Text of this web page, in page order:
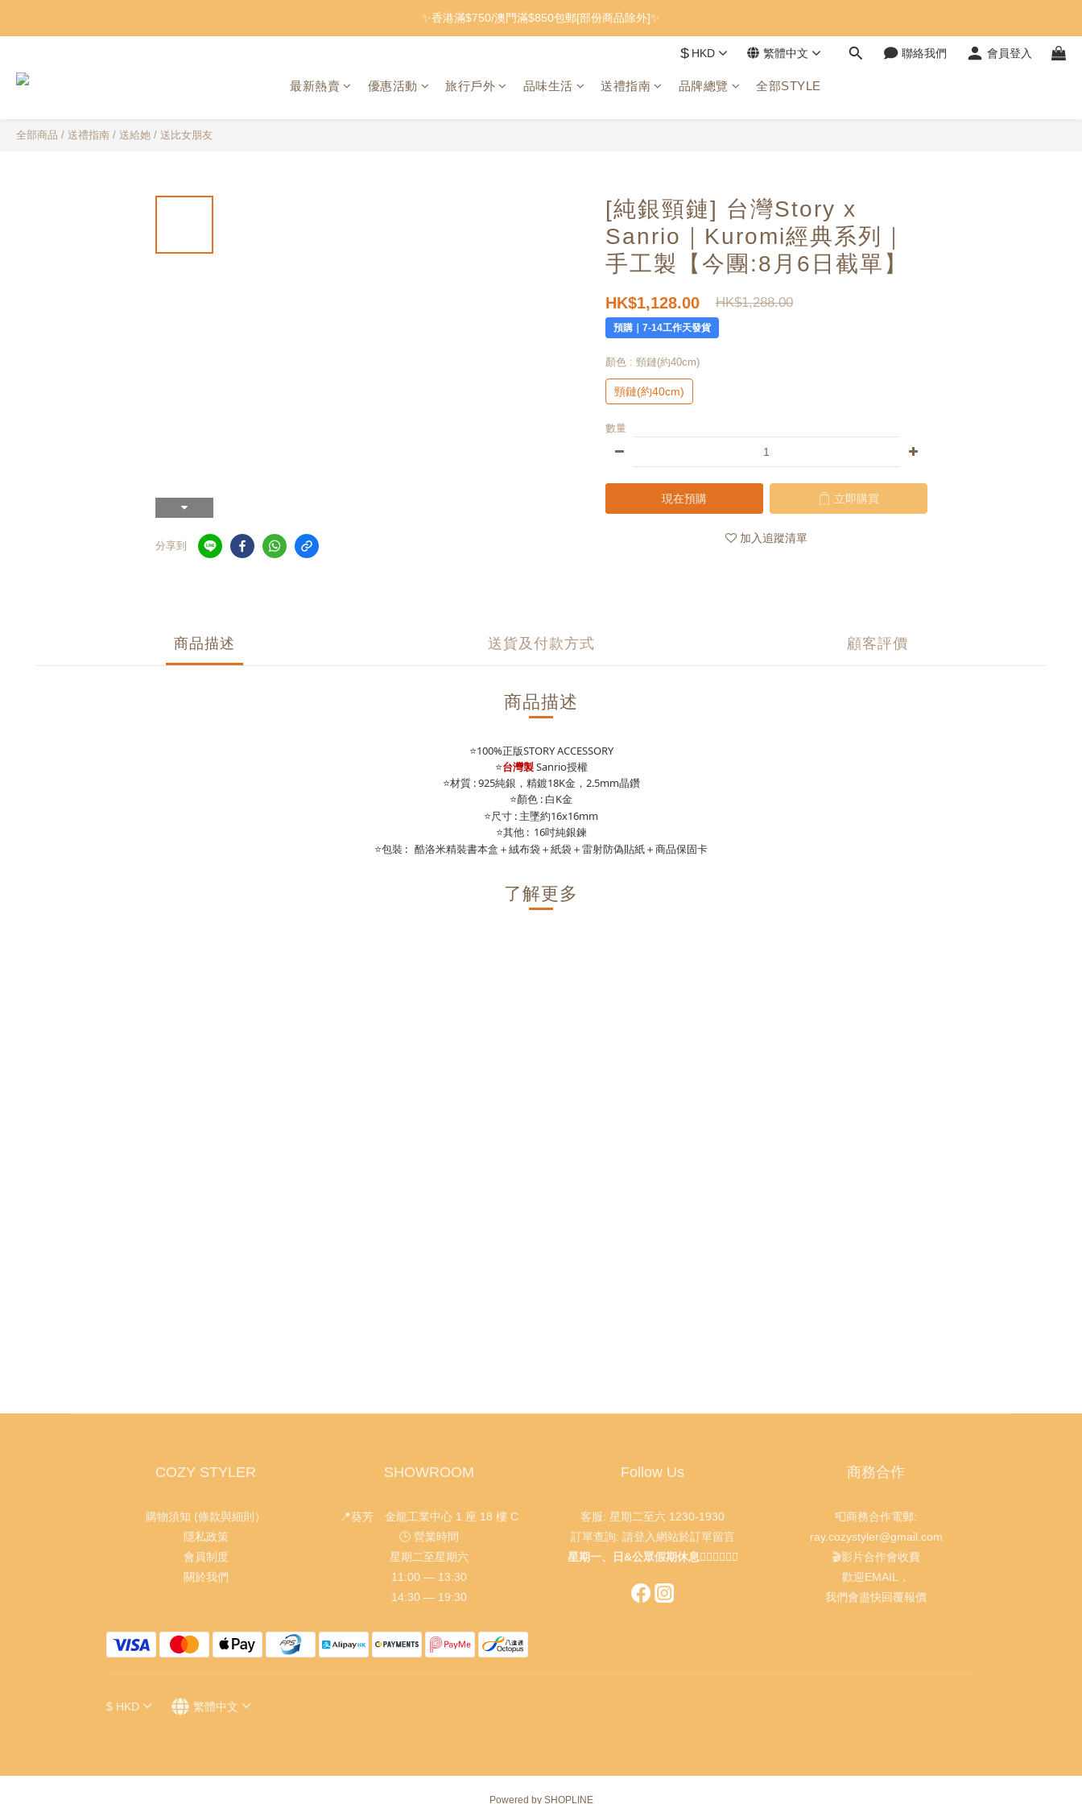
✨香港滿$750/澳門滿$850包郵[部份商品除外]✨
$ HKD 繁體中文 聯絡我們 會員登入
最新熱賣 優惠活動 旅行戶外 品味生活 送禮指南 品牌總覽 全部STYLE
全部商品 / 送禮指南 / 送給她 / 送比女朋友
分享到
[純銀頸鏈] 台灣Story x
Sanrio｜Kuromi經典系列｜
手工製 【今團:8月6日截單】
HK$1,128.00 HK$1,288.00
預購｜7-14工作天發貨
顏色 : 頸鏈(約40cm)
頸鏈(約40cm)
數量
現在預購 立即購買
加入追蹤清單
商品描述 送貨及付款方式 顧客評價
商品描述
⭐100%正版STORY ACCESSORY
⭐台灣製Sanrio授權
⭐材質 : 925純銀，精鍍18K金，2.5mm晶鑽
⭐顏色 : 白K金
⭐尺寸 : 主墜約16x16mm
⭐其他 : 16吋純銀鍊
⭐包裝 : 酷洛米精裝書本盒＋絨布袋＋紙袋＋雷射防偽貼紙＋商品保固卡
了解更多
COZY STYLER
購物須知 (條款與細則）
隱私政策
會員制度
關於我們
SHOWROOM
📍葵芳 金龍工業中心 1 座 18 樓 C
🕒 營業時間
星期二至星期六
11:00 — 13:30
14:30 — 19:30
Follow Us
客服: 星期二至六 1230-1930
訂單查詢: 請登入網站於訂單留言
星期一、日&公眾假期休息🙇🏻‍♂️🙇🏻‍♀️
商務合作
📮商務合作電郵:
ray.cozystyler@gmail.com
🎬影片合作會收費
歡迎EMAIL，
我們會盡快回覆報價
$ HKD 繁體中文
Powered by SHOPLINE